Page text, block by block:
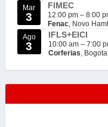
Mar
3
FIMEC
12:00 pm – 8:00
Fenac, Novo
Ago
3
IFLS+EICI
10:00 am – 7:00
Corferias,